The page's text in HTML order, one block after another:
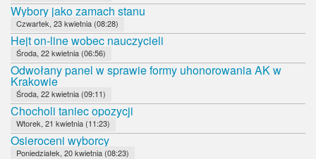
Wybory jako zamach stanu
Czwartek, 23 kwietnia (08:28)
Hejt on-line wobec nauczycieli
Środa, 22 kwietnia (06:56)
Odwołany panel w sprawie formy uhonorowania AK w
Krakowie
Środa, 22 kwietnia (09:11)
Chocholi taniec opozycji
Wtorek, 21 kwietnia (11:23)
Osieroceni wyborcy
Poniedziałek, 20 kwietnia (08:23)